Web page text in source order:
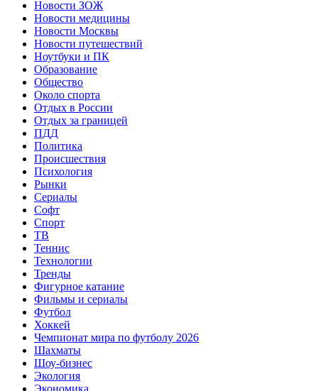
Новости ЗОЖ
Новости медицины
Новости Москвы
Новости путешествий
Ноутбуки и ПК
Образование
Общество
Около спорта
Отдых в России
Отдых за границей
ПДД
Политика
Происшествия
Психология
Рынки
Сериалы
Софт
Спорт
ТВ
Теннис
Технологии
Тренды
Фигурное катание
Фильмы и сериалы
Футбол
Хоккей
Чемпионат мира по футболу 2026
Шахматы
Шоу-бизнес
Экология
Экономика